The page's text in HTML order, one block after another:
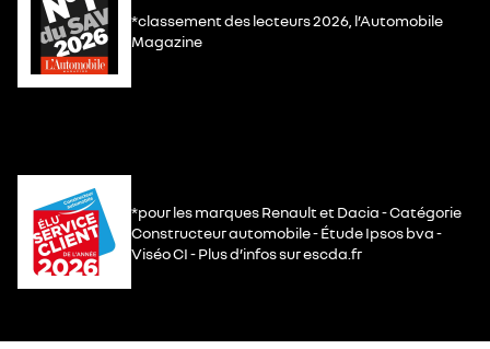
*classement des lecteurs 2026, l’Automobile
Magazine
*pour les marques Renault et Dacia - Catégorie
Constructeur automobile - Étude Ipsos bva -
Viséo CI - Plus d’infos sur escda.fr